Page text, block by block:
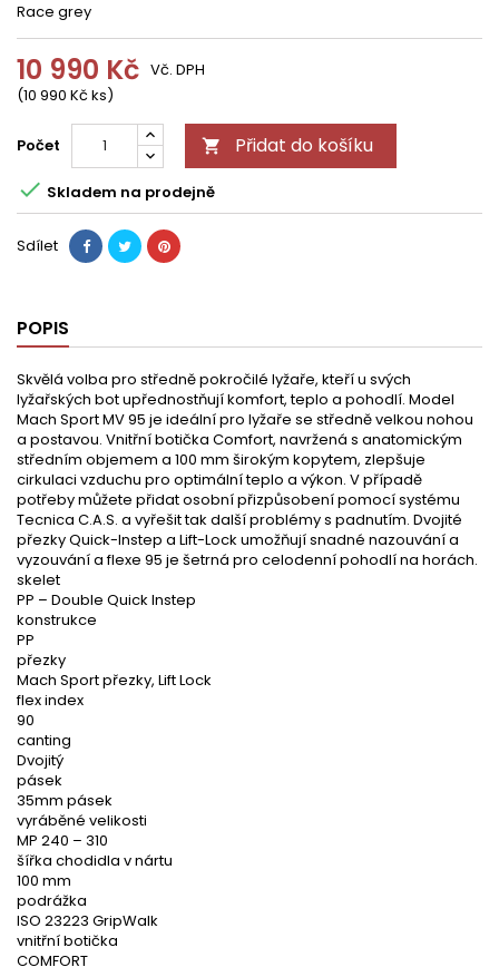
Race grey
10 990 Kč
(10 990 Kč ks)
Vč. DPH
Počet  Přidat do košíku
 Skladem na prodejně
Sdílet
POPIS
Skvělá volba pro středně pokročilé lyžaře, kteří u svých
lyžařských bot upřednostňují komfort, teplo a pohodlí. Model
Mach Sport MV 95 je ideální pro lyžaře se středně velkou nohou
a postavou. Vnitřní botička Comfort, navržená s anatomickým
středním objemem a 100 mm širokým kopytem, zlepšuje
cirkulaci vzduchu pro optimální teplo a výkon. V případě
potřeby můžete přidat osobní přizpůsobení pomocí systému
Tecnica C.A.S. a vyřešit tak další problémy s padnutím. Dvojité
přezky Quick-Instep a Lift-Lock umožňují snadné nazouvání a
vyzouvání a flexe 95 je šetrná pro celodenní pohodlí na horách.
skelet
PP – Double Quick Instep
konstrukce
PP
přezky
Mach Sport přezky, Lift Lock
flex index
90
canting
Dvojitý
pásek
35mm pásek
vyráběné velikosti
MP 240 – 310
šířka chodidla v nártu
100 mm
podrážka
ISO 23223 GripWalk
vnitřní botička
COMFORT